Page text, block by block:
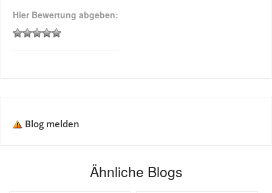
Hier Bewertung abgeben:
Blog melden
Ähnliche Blogs